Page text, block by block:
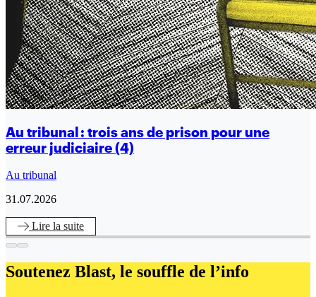
Au tribunal : trois ans de prison pour une
erreur judiciaire (4)
Au tribunal
31.07.2026
Lire la suite
Soutenez Blast, le souffle de l’info